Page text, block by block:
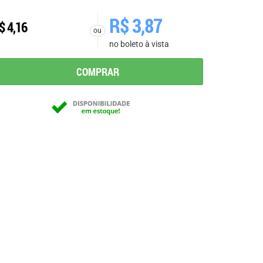
4,16 ou R$3,87
no boleto à vista
COMPRAR